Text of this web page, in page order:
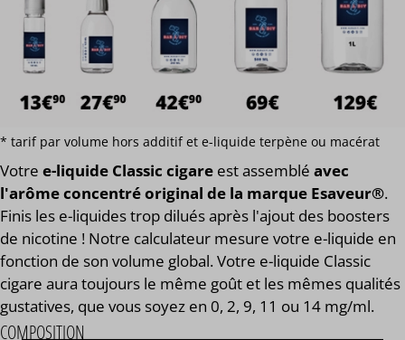
* tarif par volume hors additif et e-liquide terpène ou macérat
Votre e-liquide Classic cigare est assemblé avec
l'arôme concentré original de la marque Esaveur®.
Finis les e-liquides trop dilués après l'ajout des boosters
de nicotine ! Notre calculateur mesure votre e-liquide en
fonction de son volume global. Votre e-liquide Classic
cigare aura toujours le même goût et les mêmes qualités
gustatives, que vous soyez en 0, 2, 9, 11 ou 14 mg/ml.
COMPOSITION